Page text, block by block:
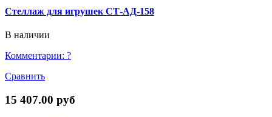
Стеллаж для игрушек СТ-АД-158
В наличии
Комментарии: ?
Сравнить
15 407.00 руб